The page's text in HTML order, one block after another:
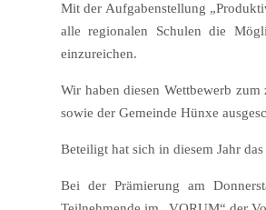
Mit der Aufgabenstellung
alle regionalen Schulen die
einzureichen.
Wir haben diesen Wettbewerb
sowie der Gemeinde Hünxe
Beteiligt hat sich in diesem Jahr
Bei der Prämierung am